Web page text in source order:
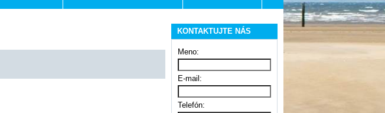
KONTAKTUJTE NÁS
Meno:
E-mail:
Telefón: